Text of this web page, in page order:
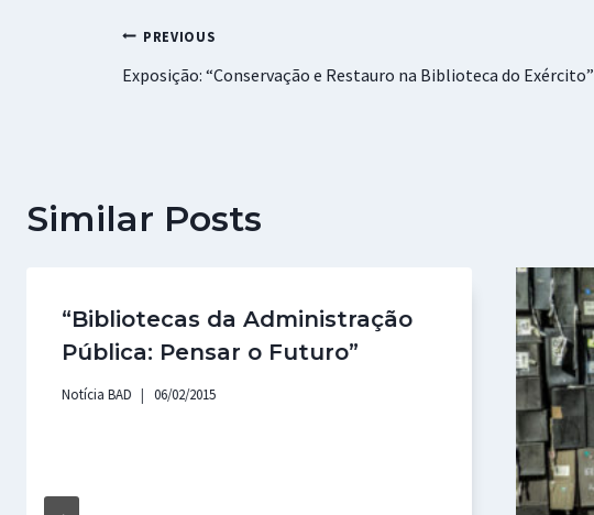
Navegação
de
PREVIOUS
Exposição: “Conservação e Restauro na Biblioteca do Exército”
Similar Posts
“Bibliotecas da Administração
Pública: Pensar o Futuro”
Notícia BAD 06/02/2015